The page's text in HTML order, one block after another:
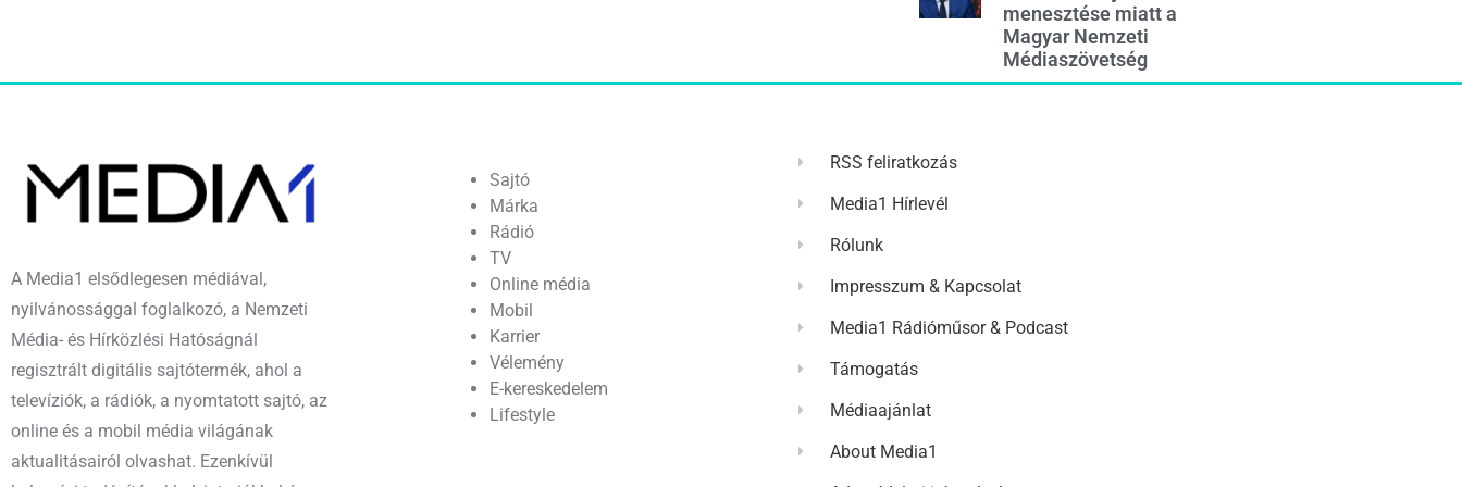
menesztése miatt a
Magyar Nemzeti
Médiaszövetség
A Media1 elsődlegesen médiával,
nyilvánossággal foglalkozó, a Nemzeti
Média- és Hírközlési Hatóságnál
regisztrált digitális sajtótermék, ahol a
televíziók, a rádiók, a nyomtatott sajtó, az
online és a mobil média világának
aktualitásairól olvashat. Ezenkívül
Sajtó
Márka
Rádió
TV
Online média
Mobil
Karrier
Vélemény
E-kereskedelem
Lifestyle
RSS feliratkozás
Media1 Hírlevél
Rólunk
Impresszum & Kapcsolat
Media1 Rádióműsor & Podcast
Támogatás
Médiaajánlat
About Media1